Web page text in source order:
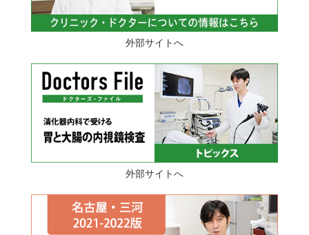
外部サイトへ
外部サイトへ